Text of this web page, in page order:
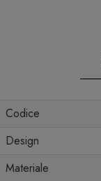
Codice
Design
Materiale